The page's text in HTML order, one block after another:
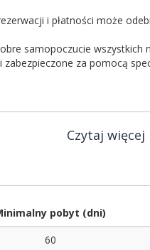
i płatności może
samopoczucie wszystkich
za pomocą
Czytaj więcej
pobyt (dni)
60